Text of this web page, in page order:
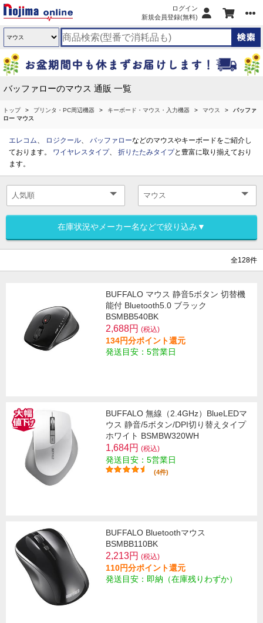
ログイン
新規会員登録(無料)
バッファローのマウス 通販 一覧
トップ プリンタ・PC周辺機器 キーボード・マウス・入力機器 マウス
バッファ
ロー マウス
エレコム、 ロジクール、 バッファローなどのマウスやキーボードをご紹介し
ております。 ワイヤレスタイプ、 折りたたみタイプと豊富に取り揃えており
ます。
在庫状況やメーカー名などで絞り込み▼
全128件
BUFFALO マウス 静音5ボタン 切替機
能付 Bluetooth5.0 ブラック
BSMBB540BK
2,688円 (税込)
134円分ポイント還元
発送目安：5営業日
BUFFALO 無線（2.4GHz）BlueLEDマ
ウス 静音/5ボタン/DPI切り替えタイプ
ホワイト BSMBW320WH
1,684円 (税込)
発送目安：5営業日
(4件)
BUFFALO Bluetoothマウス
BSMBB110BK
2,213円 (税込)
110円分ポイント還元
発送目安：即納（在庫残りわずか）